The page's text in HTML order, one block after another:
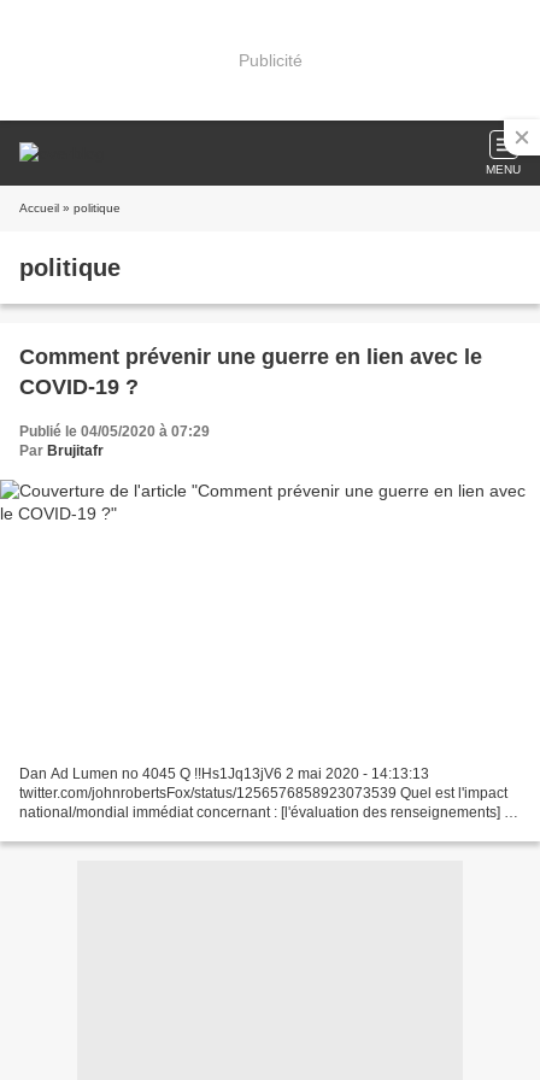
Publicité
MENU
Accueil » politique
politique
Comment prévenir une guerre en lien avec le
COVID-19 ?
Publié le 04/05/2020 à 07:29
Par Brujitafr
Dan Ad Lumen no 4045 Q !!Hs1Jq13jV6 2 mai 2020 - 14:13:13
twitter.com/johnrobertsFox/status/1256576858923073539 Quel est l'impact
national/mondial immédiat concernant : [l'évaluation des renseignements] si